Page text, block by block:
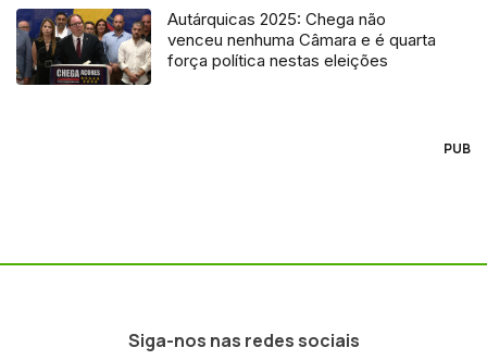
Autárquicas 2025: Chega não
venceu nenhuma Câmara e é quarta
força política nestas eleições
PUB
Siga-nos nas redes sociais